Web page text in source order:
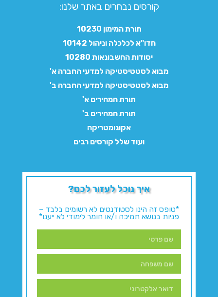
קורסים נבחרים באתר שלנו:​
תורת המימון 10230
חדו"א לכלכלה וניהול 10142
יסודות החשבונאות 10280
מבוא לסטטיסטיקה למדעי החברה א'
מבוא לסטטיסטיקה למדעי החברה ב'
תורת המחירים א'
תורת המחירים ב'
אקונומטריקה
ועוד שלל קורסים רבים
איך נוכל לעזור לכם?
*טופס זה הינו לסטודנטים לא רשומים בלבד –
פניות בנושא תמיכה ו/או חומר לימודי לא ייענו*